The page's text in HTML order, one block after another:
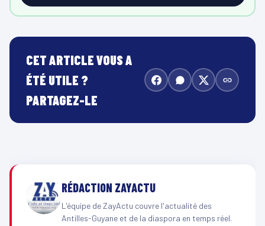
CET ARTICLE VOUS A
ÉTÉ UTILE ?
PARTAGEZ-LE
RÉDACTION ZAYACTU
L'équipe de ZayActu couvre l'actualité des
Antilles-Guyane et de la diaspora en temps réel.